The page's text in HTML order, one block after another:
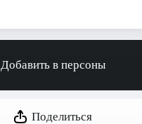
Добавить в персоны
Поделиться